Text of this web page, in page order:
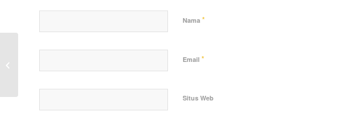
Nama *
Email *
Situs Web
Imbauan Keselamatan Lalu Lintas